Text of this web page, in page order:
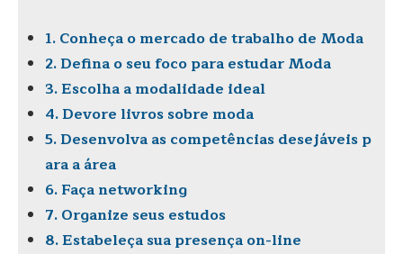
1. Conheça o mercado de trabalho de Moda
2. Defina o seu foco para estudar Moda
3. Escolha a modalidade ideal
4. Devore livros sobre moda
5. Desenvolva as competências desejáveis p
ara a área
6. Faça networking
7. Organize seus estudos
8. Estabeleça sua presença on-line